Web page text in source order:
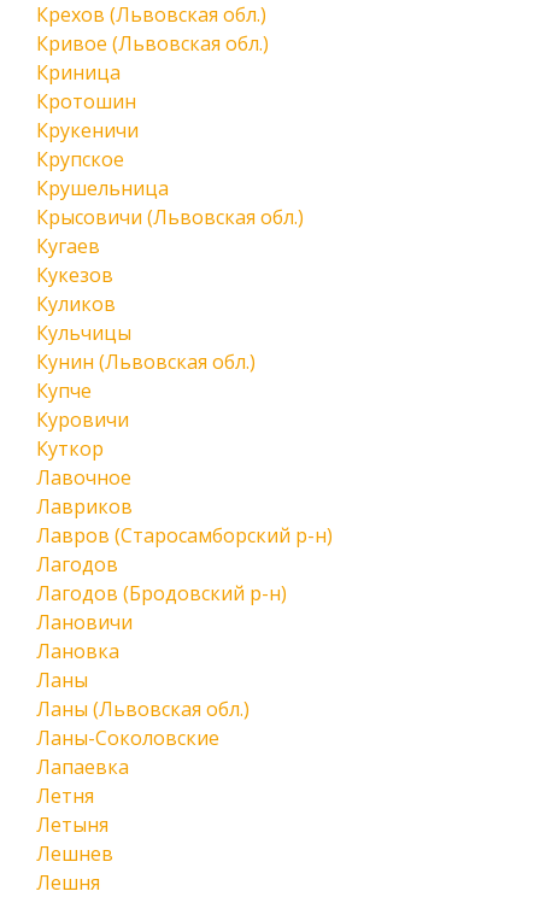
Крехов (Львовская обл.)
Кривое (Львовская обл.)
Криница
Кротошин
Крукеничи
Крупское
Крушельница
Крысовичи (Львовская обл.)
Кугаев
Кукезов
Куликов
Кульчицы
Кунин (Львовская обл.)
Купче
Куровичи
Куткор
Лавочное
Лавриков
Лавров (Старосамборский р-н)
Лагодов
Лагодов (Бродовский р-н)
Лановичи
Лановка
Ланы
Ланы (Львовская обл.)
Ланы-Соколовские
Лапаевка
Летня
Летыня
Лешнев
Лешня